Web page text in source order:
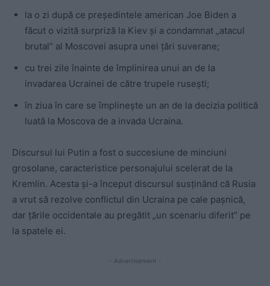
la o zi după ce preşedintele american Joe Biden a
făcut o vizită surpriză la Kiev şi a condamnat „atacul
brutal” al Moscovei asupra unei ţări suverane;
cu trei zile înainte de împlinirea unui an de la
invadarea Ucrainei de către trupele rusești;
în ziua în care se împlinește un an de la decizia politică
luată la Moscova de a invada Ucraina.
Discursul lui Putin a fost o succesiune de minciuni
grosolane, caracteristice personajului scelerat de la
Kremlin. Acesta și-a început discursul susținând că Rusia
a vrut să rezolve conflictul din Ucraina pe cale paşnică,
dar ţările occidentale au pregătit „un scenariu diferit” pe
la spatele ei.
- Advertisement -